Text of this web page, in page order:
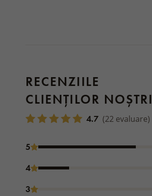
RECENZIILE
CLIENȚILOR NOȘTRI
4.7 (22 evaluare)
5
4
3